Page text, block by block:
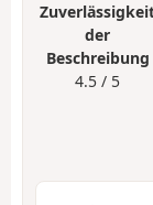
der
Beschreibung
4.5 / 5